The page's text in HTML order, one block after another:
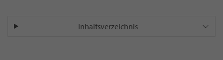
Inhaltsverzeichnis